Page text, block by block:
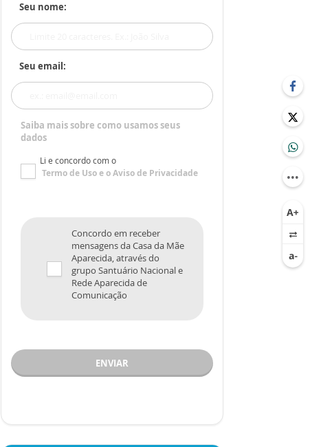
Seu nome:
Seu email:
Saiba mais sobre como usamos seus
dados
Li e concordo com o
Termo de Usoe oAviso de Privacidade
Concordo em receber
mensagens da Casa da Mãe
Aparecida, através do
grupo Santuário Nacional e
Rede Aparecida de
Comunicação
ENVIAR